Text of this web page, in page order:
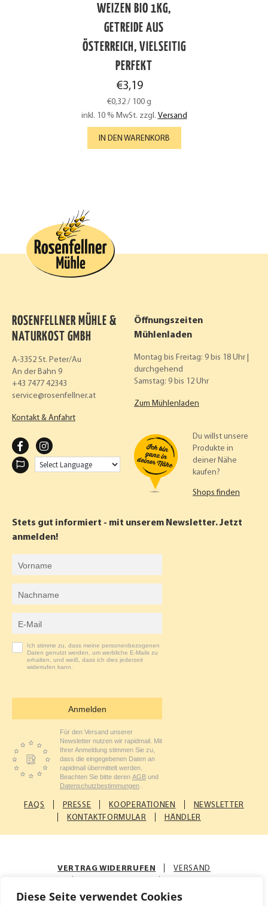
Diese Seite verwendet Cookies
WEIZEN BIO 1KG,
GETREIDE AUS
ÖSTERREICH, VIELSEITIG
PERFEKT
€3,19
€0,32 / 100 g
inkl. 10 % MwSt. zzgl. Versand
IN DEN WARENKORB
ROSENFELLNER MÜHLE &
NATURKOST GMBH
A-3352 St. Peter/Au
An der Bahn 9
+43 7477 42343
service
rosenfellner.at
Kontakt & Anfahrt
F
O
O
N
A
G
R
Öffnungszeiten
Mühlenladen
Montag bis Freitag: 9 bis 18 Uhr |
durchgehend
Samstag: 9 bis 12 Uhr
Zum Mühlenladen
Du willst unsere
Produkte in
deiner Nähe
kaufen?
Shops finden
Stets gut informiert - mit unserem Newsletter. Jetzt
anmelden!
Ich stimme zu, dass meine personenbezogenen
Daten genutzt werden, um werbliche E-Mails zu
erhalten, und weiß, dass ich dies jederzeit
widerrufen kann.
Anmelden
Für den Versand unserer
Newsletter nutzen wir rapidmail. Mit
Ihrer Anmeldung stimmen Sie zu,
dass die eingegebenen Daten an
rapidmail übermittelt werden.
Beachten Sie bitte deren AGB und
Datenschutzbestimmungen
FAQS PRESSE KOOPERATIONEN
NEWSLETTER
KONTAKTFORMULAR
HÄNDLER
VERTRAG WIDERRUFEN
VERSAND